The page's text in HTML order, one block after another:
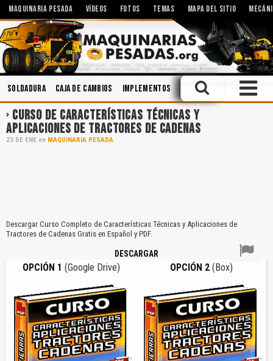
MAQUINARIA PESADA VÍDEOS FOTOS TEMAS MAPA DEL SITIO
Soldadura Caja de Cambios Implementos Ingeniería Cucharones
CURSO DE CARACTERÍSTICAS TÉCNICAS Y
APLICACIONES DE TRACTORES DE CADENAS
23 DE ENE en MAQUINARIA PESADA
Descargar Curso Completo de Características Técnicas y Aplicaciones de
Tractores de Cadenas Gratis en Español y PDF.
DESCARGAR
OPCIÓN 1 (Google Drive) OPCIÓN 2(Box)